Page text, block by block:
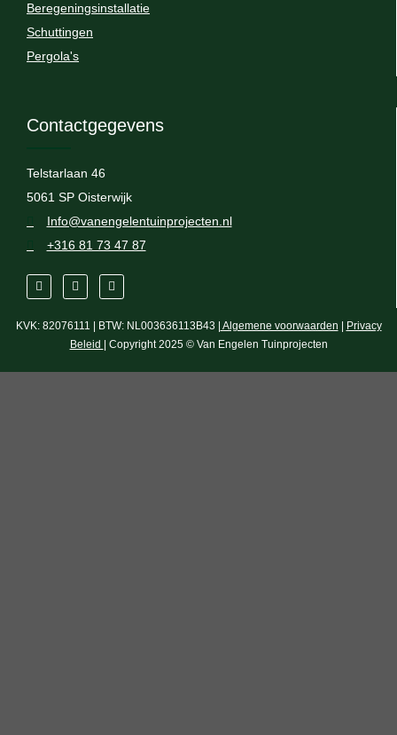
Beregeningsinstallatie
Schuttingen
Pergola's
Contactgegevens
Telstarlaan 46
5061 SP Oisterwijk
Info@vanengelentuinprojecten.nl
+316 81 73 47 87
KVK: 82076111 | BTW: NL003636113B43 | Algemene voorwaarden
Privacy
Beleid
| Copyright 2025 © Van Engelen Tuinprojecten